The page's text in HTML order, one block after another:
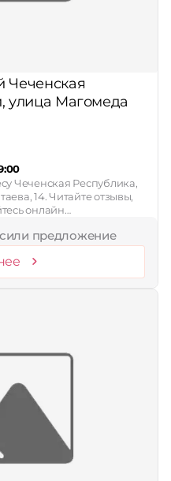
Чеченская
улица Магомеда
Чеченская Республика,
14. Читайте отзывы,
онлайн…
предложение